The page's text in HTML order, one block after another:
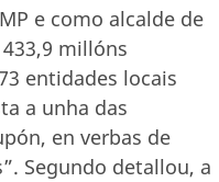
e como alcalde de
millóns
entidades locais
a unha das
en verbas de
Segundo detallou, a